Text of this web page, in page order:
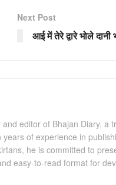
Next Post
आई में तेरे द्वारे भोले
editor of Bhajan Diary, a
of experience in
he is committed to
easy-to-read format for